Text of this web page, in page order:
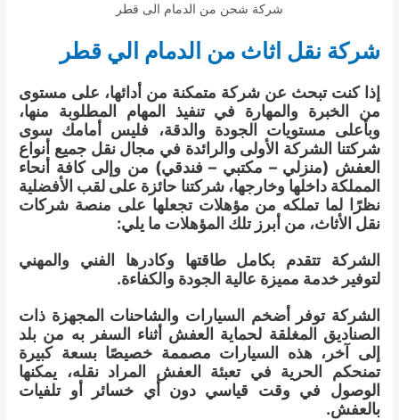
شركة شحن من الدمام الى قطر
شركة نقل اثاث من الدمام الي قطر
إذا كنت تبحث عن شركة متمكنة من أدائها، على مستوى
من الخبرة والمهارة في تنفيذ المهام المطلوبة منها،
وبأعلى مستويات الجودة والدقة، فليس أمامك سوى
شركتنا الشركة الأولى والرائدة في مجال نقل جميع أنواع
العفش (منزلي – مكتبي – فندقي) من وإلى كافة أنحاء
المملكة داخلها وخارجها، شركتنا حائزة على لقب الأفضلية
نظرًا لما تملكه من مؤهلات تجعلها على منصة شركات
نقل الأثاث، من أبرز تلك المؤهلات ما يلي:
الشركة تتقدم بكامل طاقتها وكادرها الفني والمهني
لتوفير خدمة مميزة عالية الجودة والكفاءة.
الشركة توفر أضخم السيارات والشاحنات المجهزة ذات
الصناديق المغلقة لحماية العفش أثناء السفر به من بلد
إلى آخر، هذه السيارات مصممة خصيصًا بسعة كبيرة
تمنحكم الحرية في تعبئة العفش المراد نقله، يمكنها
الوصول في وقت قياسي دون أي خسائر أو تلفيات
بالعفش.